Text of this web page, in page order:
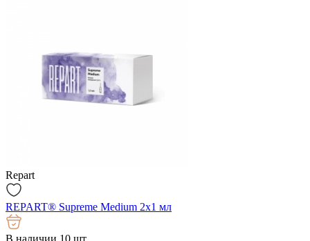
Repart
REPART® Supreme Medium 2x1 мл
В наличии 10 шт